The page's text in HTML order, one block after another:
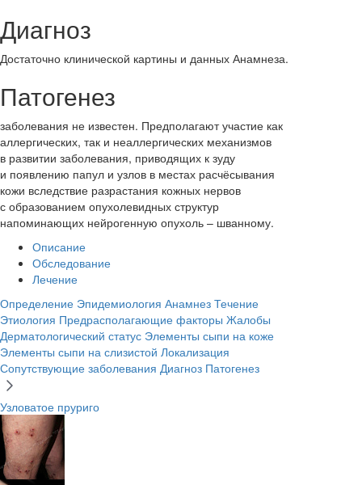
Диагноз
Достаточно клинической картины и данных Анамнеза.
Патогенез
заболевания не известен. Предполагают участие как
аллергических, так и неаллергических механизмов
в развитии заболевания, приводящих к зуду
и появлению папул и узлов в местах расчёсывания
кожи вследствие разрастания кожных нервов
с образованием опухолевидных структур
напоминающих нейрогенную опухоль – шванному.
Описание
Обследование
Лечение
Определение Эпидемиология Анамнез Течение
Этиология Предрасполагающие факторы Жалобы
Дерматологический статус Элементы сыпи на коже
Элементы сыпи на слизистой Локализация
Сопутствующие заболевания Диагноз Патогенез
Узловатое пруриго